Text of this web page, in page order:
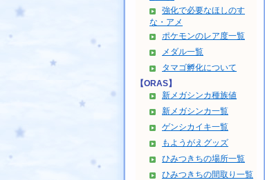
強化で必要なほしのす
な・アメ
ポケモンのレア度一覧
メダル一覧
タマゴ孵化について
【ORAS】
新メガシンカ種族値
新メガシンカ一覧
ゲンシカイキ一覧
もようがえグッズ
ひみつきちの場所一覧
ひみつきちの間取り一覧